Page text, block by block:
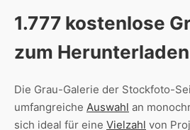
1.777 kostenlose
zum Herunterladen
Die Grau-Galerie der Stockfoto-
umfangreiche Auswahl an
sich ideal für eine Vielzahl von